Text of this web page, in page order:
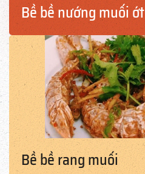
Bề bề nướng muối ớt
Bề bề rang muối